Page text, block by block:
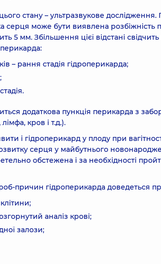
стану – ультразвукове дослідження.
серця може бути виявлена розбіжність
5 мм. Збільшення цієї відстані
– рання стадія гідроперикарда;
додаткова пункція перикарда з
кров і т.д.).
і гідроперикард у плоду при
серця у майбутнього
обстежена і за необхідності
причин гідроперикарда доведеться
аналіз крові;
залози;